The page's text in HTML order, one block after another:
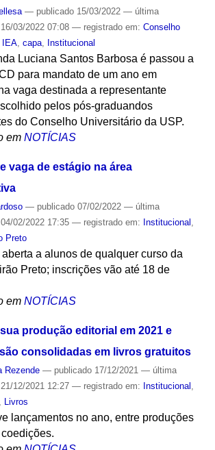
— publicado15/03/2022 — última
03/2022 07:08 — registrado em: Conselho
IEA, capa, Institucional
Luciana Santos Barbosa é passou a
para mandato de um ano em
vaga destinada a representante
pelos pós-graduandos
do Conselho Universitário da USP.
em NOTÍCIAS
vaga de estágio na área
— publicado07/02/2022 — última
02/2022 17:35 — registrado em: Institucional ,
Preto
a alunos de qualquer curso da
Preto; inscrições vão até 18 de
em NOTÍCIAS
sua produção editorial em 2021 e
consolidadas em livros gratuitos
Rezende — publicado17/12/2021 — última
12/2021 12:27 — registrado em: Institucional
Livros
lançamentos no ano, entre produções